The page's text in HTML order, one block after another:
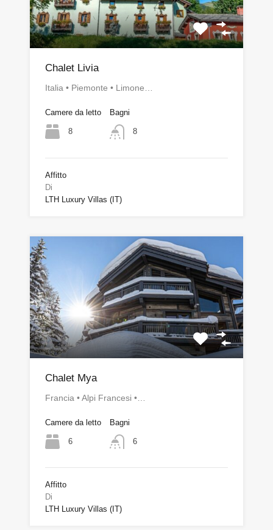
Chalet Livia
Italia • Piemonte • Limone…
Camere da letto
8
Bagni
8
Affitto
Di
LTH Luxury Villas (IT)
Chalet Mya
Francia • Alpi Francesi •…
Camere da letto
6
Bagni
6
Affitto
Di
LTH Luxury Villas (IT)